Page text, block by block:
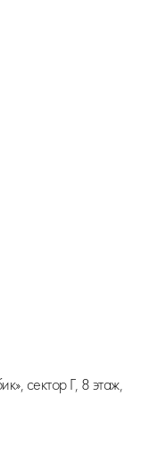
сектор Г, 8 этаж,